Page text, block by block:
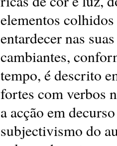
elementos
entardecer nas
cambiantes,
tempo, é descrito
fortes com verbos
a acção em
subjectivismo do